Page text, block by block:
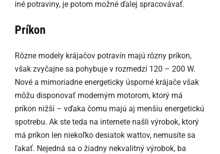
iné potraviny, je potom možné ďalej spracovávať.
Príkon
Rôzne modely krájačov potravín majú rôzny príkon,
však zvyčajne sa pohybuje v rozmedzí 120 – 200 W.
Nové a mimoriadne energeticky úsporné krájače však
môžu disponovať moderným motorom, ktorý má
príkon nižší – vďaka čomu majú aj menšiu energetickú
spotrebu. Ak ste teda na internete našli výrobok, ktorý
má príkon len niekoľko desiatok wattov, nemusíte sa
ľakať. Nejedná sa o žiadny nekvalitný výrobok, ba